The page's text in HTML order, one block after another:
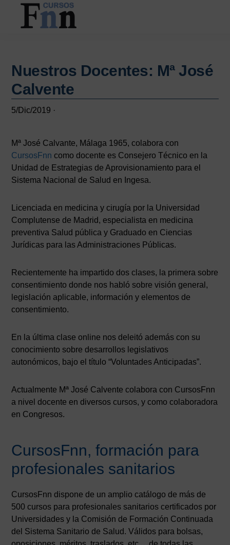
Saltar
contenido
Saltar
principal
online
Nuestros Docentes: Mª José
Calvente
5/Dic/2019 ·
Mª José Calvante, Málaga 1965, colabora con
CursosFnn como docente es Consejero Técnico en la
Unidad de Estrategias de Aprovisionamiento para el
Sistema Nacional de Salud en Ingesa.
Licenciada en medicina y cirugía por la Universidad
Complutense de Madrid, especialista en medicina
preventiva Salud pública y Graduado en Ciencias
Jurídicas para las Administraciones Públicas.
Recientemente ha impartido dos clases, la primera sobre
consentimiento donde nos habló sobre visión general,
legislación aplicable, información y elementos de
consentimiento.
En la última clase online nos deleitó además con su
conocimiento sobre desarrollos legislativos
autonómicos, bajo el título “Voluntades Anticipadas”.
Actualmente Mª José Calvente colabora con CursosFnn
a nivel docente en diversos cursos, y como colaboradora
en Congresos.
CursosFnn, formación para
profesionales sanitarios
CursosFnn dispone de un amplio catálogo de más de
500 cursos para profesionales sanitarios certificados por
Universidades y la Comisión de Formación Continuada
del Sistema Sanitario de Salud. Válidos para bolsas,